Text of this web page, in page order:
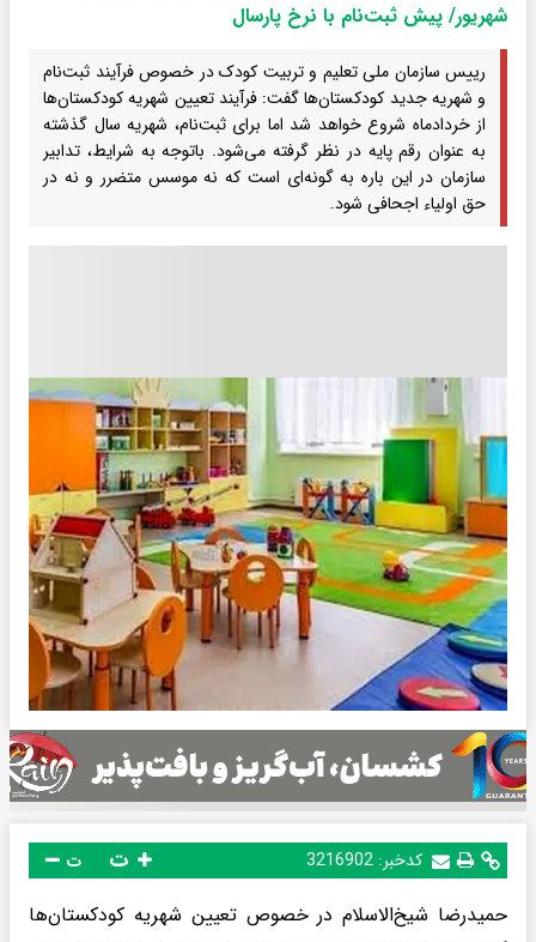
شهریور/ پیش ثبت‌نام با نرخ پارسال
رییس سازمان ملی تعلیم و تربیت کودک در خصوص فرآیند ثبت‌نام
و شهریه جدید کودکستان‌ها گفت: فرآیند تعیین شهریه کودکستان‌ها
از خردادماه شروع خواهد شد اما برای ثبت‌نام، شهریه سال گذشته
به عنوان رقم پایه در نظر گرفته می‌شود. باتوجه به شرایط، تدابیر
سازمان در این باره به گونه‌ای است که نه موسس متضرر و نه در
حق اولیاء اجحافی شود.
کدخبر: 3216902 ت
حمیدرضا شیخ‌الاسلام در خصوص تعیین شهریه کودکستان‌ها